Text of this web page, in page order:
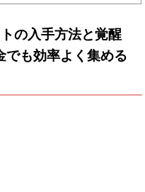
の入手方法と覚醒
でも効率よく集める